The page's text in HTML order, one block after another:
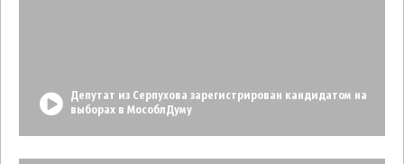
Депутат из Серпухова зарегистрирован кандидатом на
выборах в МособлДуму